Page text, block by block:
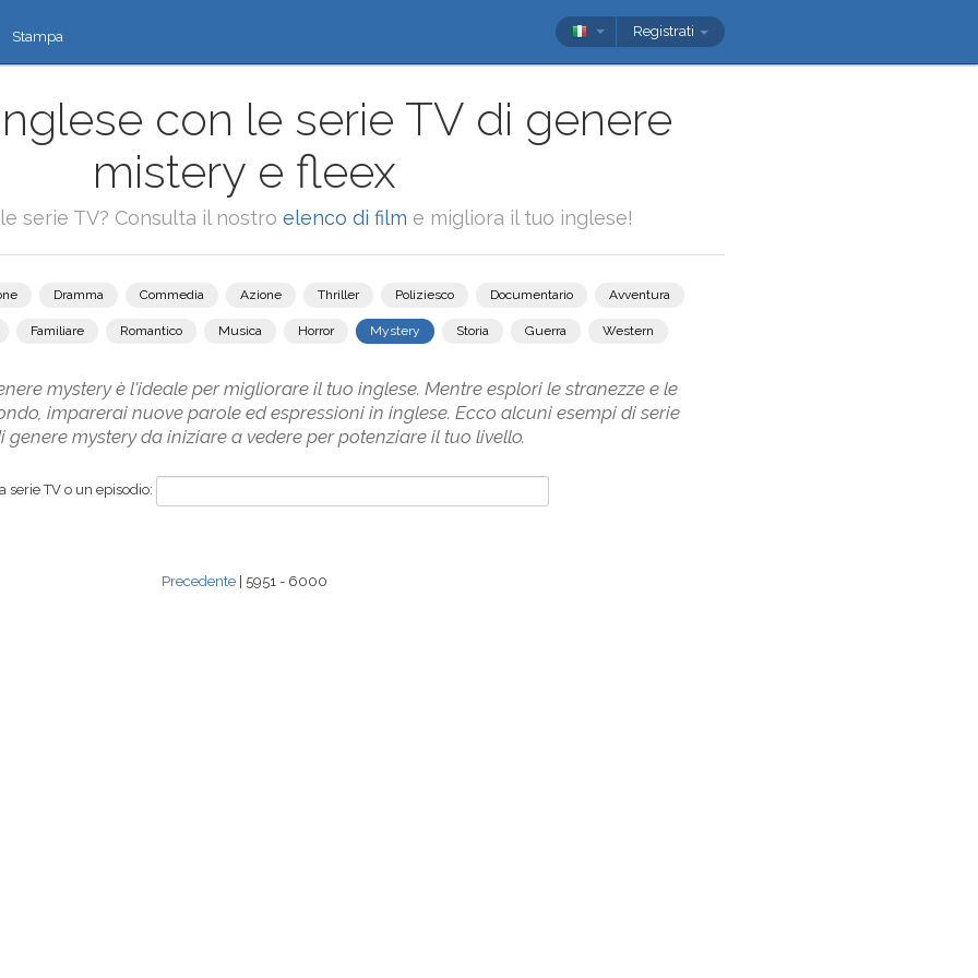
Stampa Registrati
con le serie TV di genere
mistery e fleex
serie TV? Consulta il nostro elenco di film e migliora il tuo inglese!
Dramma Commedia Azione Thriller Poliziesco Documentario Avventura
Familiare Romantico Musica Horror Mystery Storia Guerra Western
mystery è l'ideale per migliorare il tuo inglese. Mentre esplori le stranezze e le
imparerai nuove parole ed espressioni in inglese. Ecco alcuni esempi di serie
genere mystery da iniziare a vedere per potenziare il tuo livello.
serie TV o un episodio:
Precedente | 5951 - 6000